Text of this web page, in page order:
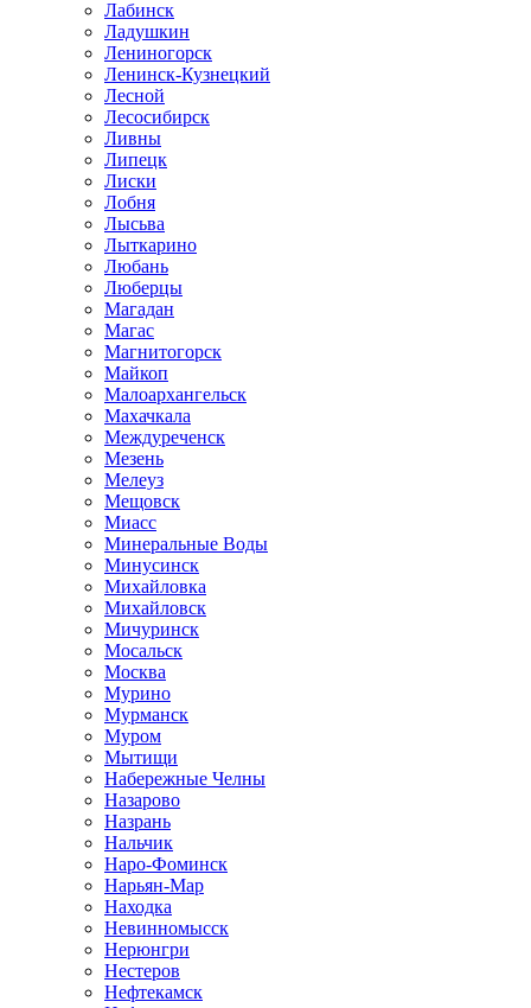
Лабинск
Ладушкин
Лениногорск
Ленинск-Кузнецкий
Лесной
Лесосибирск
Ливны
Липецк
Лиски
Лобня
Лысьва
Лыткарино
Любань
Люберцы
Магадан
Магас
Магнитогорск
Майкоп
Малоархангельск
Махачкала
Междуреченск
Мезень
Мелеуз
Мещовск
Миасс
Минеральные Воды
Минусинск
Михайловка
Михайловск
Мичуринск
Мосальск
Москва
Мурино
Мурманск
Муром
Мытищи
Набережные Челны
Назарово
Назрань
Нальчик
Наро-Фоминск
Нарьян-Мар
Находка
Невинномысск
Нерюнгри
Нестеров
Нефтекамск